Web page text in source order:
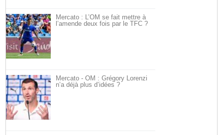
Mercato : L’OM se fait mettre à
l’amende deux fois par le TFC ?
Mercato - OM : Grégory Lorenzi
n’a déjà plus d’idées ?